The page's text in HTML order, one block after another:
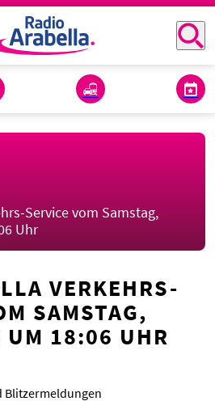
Service vom Samstag,
Uhr
VERKEHRS-
SAMSTAG,
18:06 UHR
Blitzermeldungen